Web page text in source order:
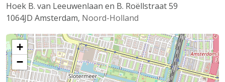
Hoek B. van Leeuwenlaan en B. Roëllstraat 59
1064JD Amsterdam, Noord-Holland
+
−